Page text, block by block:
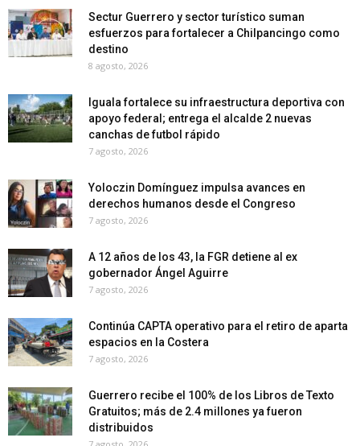
Sectur Guerrero y sector turístico suman
esfuerzos para fortalecer a Chilpancingo como
destino
8 agosto, 2026
Iguala fortalece su infraestructura deportiva con
apoyo federal; entrega el alcalde 2 nuevas
canchas de futbol rápido
7 agosto, 2026
Yoloczin Domínguez impulsa avances en
derechos humanos desde el Congreso
7 agosto, 2026
A 12 años de los 43, la FGR detiene al ex
gobernador Ángel Aguirre
7 agosto, 2026
Continúa CAPTA operativo para el retiro de aparta
espacios en la Costera
7 agosto, 2026
Guerrero recibe el 100% de los Libros de Texto
Gratuitos; más de 2.4 millones ya fueron
distribuidos